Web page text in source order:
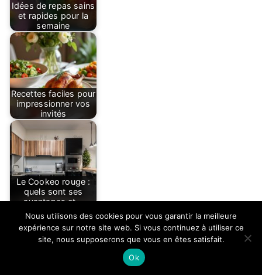
Idées de repas sains
et rapides pour la
semaine
Recettes faciles pour
impressionner vos
invités
Le Cookeo rouge :
quels sont ses
avantages et…
Nous utilisons des cookies pour vous garantir la meilleure
expérience sur notre site web. Si vous continuez à utiliser ce
site, nous supposerons que vous en êtes satisfait.
Ok